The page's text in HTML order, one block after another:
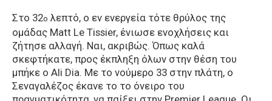
Στο 32o λεπτό, ο εν ενεργεία τότε θρύλος της
ομάδας Matt Le Tissier, ένιωσε ενοχλήσεις και
ζήτησε αλλαγή. Ναι, ακριβώς. Όπως καλά
σκεφτήκατε, προς έκπληξη όλων στην θέση του
μπήκε ο Ali Dia. Με το νούμερο 33 στην πλάτη, ο
Σεναγαλέζος έκανε το το όνειρο του